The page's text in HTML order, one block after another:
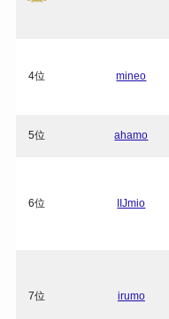
4位 mineo
5位 ahamo
6位 IIJmio
7位 irumo